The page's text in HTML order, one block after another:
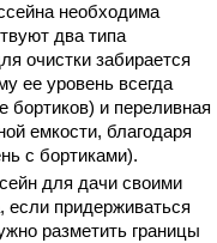
необходима
два типа
очистки забирается
ее уровень всегда
бортиков) и переливная
емкости, благодаря
с бортиками).
для дачи своими
если придерживаться
разметить границы